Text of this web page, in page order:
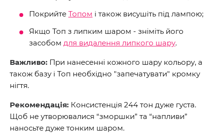
Покрийте Топом і також висушіть під лампою;
Якщо Топ з липким шаром - зніміть його
засобом для видалення липкого шару.
Важливо: При нанесенні кожного шару кольору, а
також базу і Топ необхідно "запечатувати" кромку
нігтя.
Рекомендація: Консистенція 244 тон дуже густа.
Щоб не утворювалися “зморшки” та “напливи”
наносьте дуже тонким шаром.